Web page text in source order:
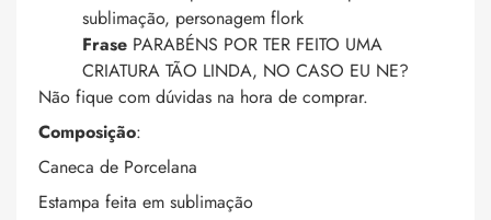
sublimação, personagem flork
Frase PARABÉNS POR TER FEITO UMA
CRIATURA TÃO LINDA, NO CASO EU NE?
Não fique com dúvidas na hora de comprar.
Composição:
Caneca de Porcelana
Estampa feita em sublimação